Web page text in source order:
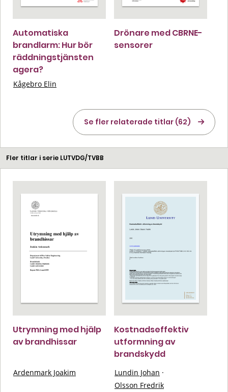
Automatiska
brandlarm: Hur bör
räddningstjänsten
agera?
Kågebro Elin
Drönare med CBRNE-
sensorer
Se fler relaterade titlar (62)
Fler titlar i serie LUTVDG/TVBB
Utrymning med hjälp
av brandhissar
Ardenmark Joakim
Kostnadseffektiv
utformning av
brandskydd
Lundin Johan ·
Olsson Fredrik